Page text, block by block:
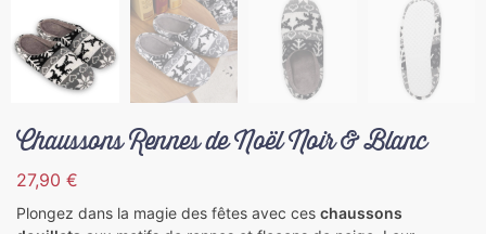
Chaussons Rennes de Noël Noir & Blanc
27,90 €
Plongez dans la magie des fêtes avec ces chaussons